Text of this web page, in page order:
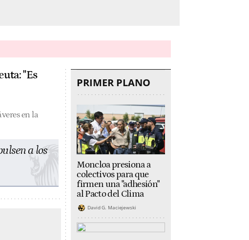
"Es
en la
a los
PRIMER PLANO
Moncloa presiona a
colectivos para que
firmen una "adhesión"
al Pacto del Clima
David G. Maciejewski